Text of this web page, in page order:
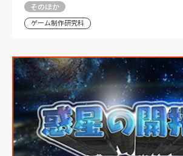
そのほか
ゲーム制作研究科